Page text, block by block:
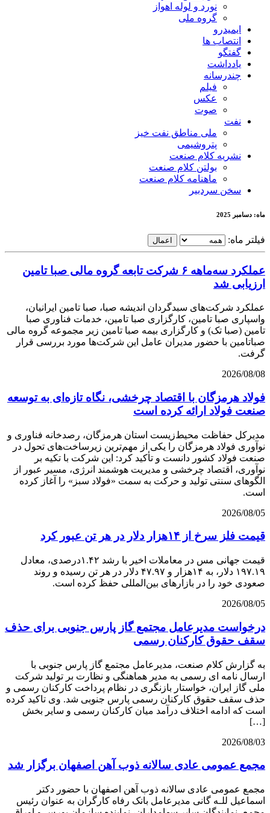
نورد و لوله اهواز
گروه ملی
ایمیدرو
انتصاب ها
گفتگو
یادداشت
چندرسانه
فیلم
عکس
صوت
نفت
ملی مناطق نفت خیز
پتروشیمی
نشریه کلام صنعت
بولتن کلام صنعت
ماهنامه کلام صنعت
سخن سردبیر
ماه: دسامبر 2025
فیلتر ماه: اعمال
عملکرد سه‌ماهه ۶ شرکت‌ تابعه گروه مالی صبا تامین
ارزیابی شد
عملکرد شرکت‌های سبدگردان اندیشه صبا، صبا تامین ایرانیان،
واسپاری صبا تامین، کارگزاری صبا تامین، خدمات فناوری صبا
تامین (صبا تک) و کارگزاری بیمه صبا تامین زیر مجموعه گروه مالی
صباتامین با حضور مدیران عامل این شرکت‌ها مورد بررسی قرار
گرفت.
2026/08/08
فولاد هرمزگان با اقتصاد چرخشی، نگاه تازه‌ای به توسعه
صنعت فولاد ارائه کرده است
مدیرکل حفاظت محیط‌زیست استان هرمزگان، رصدخانه فناوری و
نوآوری فولاد هرمزگان را یکی از مهم‌ترین زیرساخت‌های تحول در
صنعت فولاد کشور دانست و تأکید کرد: این شرکت با تکیه بر
نوآوری، اقتصاد چرخشی و مدیریت هوشمند انرژی، مسیر عبور از
الگوهای سنتی تولید و حرکت به سمت «فولاد سبز» را آغاز کرده
است.
2026/08/05
قیمت فلز سرخ از ۱۴هزار دلار در هر تن عبور کرد
قیمت جهانی مس در معاملات اخیر با رشد ۱.۴۲درصدی، معادل
۱۹۷.۱۹ دلار، به ۱۴هزار و ۴۷.۹۷ دلار در هر تن رسیده و روند
صعودی خود را در بازارهای بین‌المللی حفظ کرده است.
2026/08/05
درخواست مدیرعامل مجتمع گاز پارس جنوبی برای حذف
سقف حقوق کارکنان رسمی
به گزارش کلام صنعت، مدیرعامل مجتمع گاز پارس جنوبی با
ارسال نامه ای رسمی به مدیر هماهنگی و نظارت بر تولید شرکت
ملی گاز ایران، خواستار بازنگری در نظام پرداخت کارکنان رسمی و
حذف سقف حقوق کارکنان رسمی پارس جنوبی شد. وی تاکید کرده
است که ادامه اختلاف درآمد میان کارکنان رسمی و سایر بخش
[…]
2026/08/03
مجمع عمومی عادی سالانه ذوب آهن اصفهان برگزار شد
مجمع عمومی عادی سالانه ذوب آهن اصفهان با حضور دکتر
اسماعیل للـه گانی مدیرعامل بانک رفاه کارگران به عنوان رئیس